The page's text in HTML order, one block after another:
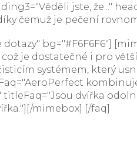
jste, že..."
čemuž je pečení
bg="#F6F6F6"]
je dostatečné i pro
systémem, který
dvířka
mimebox] [/faq]